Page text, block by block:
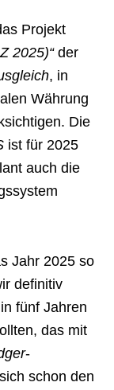
Projekt
2025)“der
, in
Währung
Die
ist für 2025
auch die
Jahr 2025 so
definitiv
fünf Jahren
das mit
-
schon den